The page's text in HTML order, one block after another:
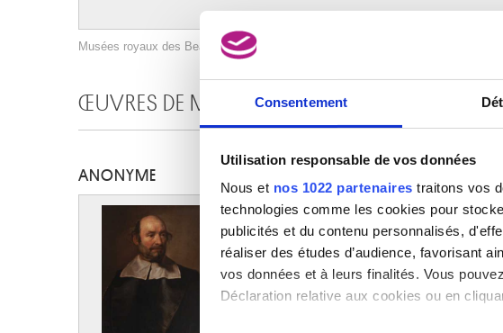
Consentement
Utilisation responsable de vos données
Nous et nos 1022 partenaires traitons vos
technologies comme les cookies pour
publicités et du contenu personnalisés,
réaliser des études d’audience, favorisant
vos données et à leurs finalités. Vous
Déclaration relative aux cookies ou en
Musées royaux des Beaux-Arts de Belgique, Bruxelles / photo : Atelier de l'imagier
ŒUVRES DE MÊME AUTEUR
ANONYME
Image non disponible